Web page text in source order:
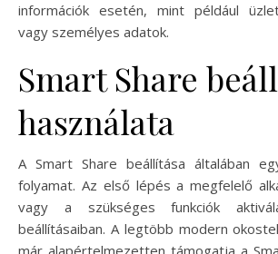
információk esetén, mint például
vagy személyes adatok.
Smart Share
használata
A Smart Share beállítása általában
folyamat. Az első lépés a megfelelő
vagy a szükséges funkciók
beállításaiban. A legtöbb modern
már alapértelmezetten támogatja a